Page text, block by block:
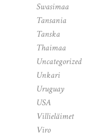
Swasimaa
Tansania
Tanska
Thaimaa
Uncategorized
Unkari
Uruguay
USA
Villieläimet
Viro